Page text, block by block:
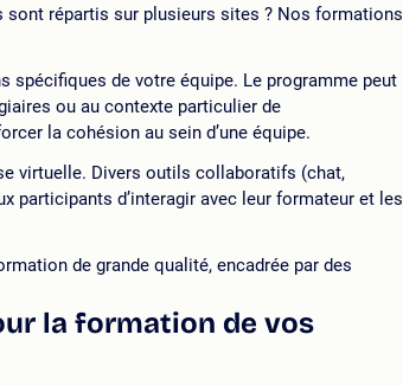
répartis sur plusieurs sites ? Nos formations
de votre équipe. Le programme peut
ou au contexte particulier de
la cohésion au sein d’une équipe.
virtuelle. Divers outils collaboratifs (chat,
participants d’interagir avec leur formateur et les
de grande qualité, encadrée par des
la formation de vos